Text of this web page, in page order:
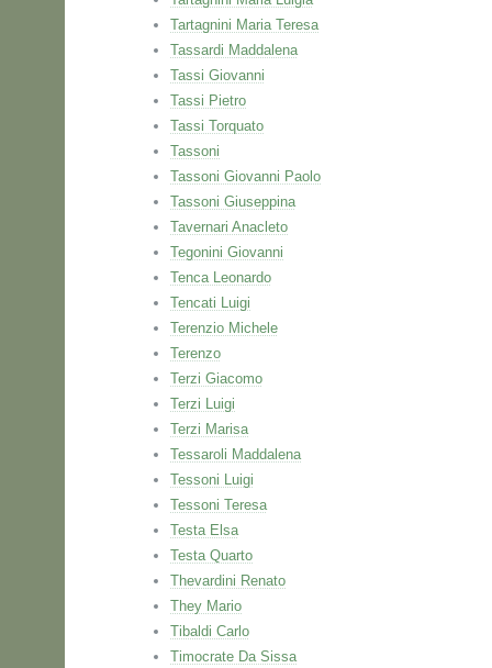
Tartagnini Maria Teresa
Tassardi Maddalena
Tassi Giovanni
Tassi Pietro
Tassi Torquato
Tassoni
Tassoni Giovanni Paolo
Tassoni Giuseppina
Tavernari Anacleto
Tegonini Giovanni
Tenca Leonardo
Tencati Luigi
Terenzio Michele
Terenzo
Terzi Giacomo
Terzi Luigi
Terzi Marisa
Tessaroli Maddalena
Tessoni Luigi
Tessoni Teresa
Testa Elsa
Testa Quarto
Thevardini Renato
They Mario
Tibaldi Carlo
Timocrate Da Sissa